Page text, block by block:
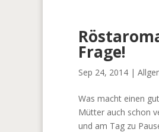
Frage!
Sep 24, 2014 |
Was macht einen
Mütter auch schon
und am Tag zu